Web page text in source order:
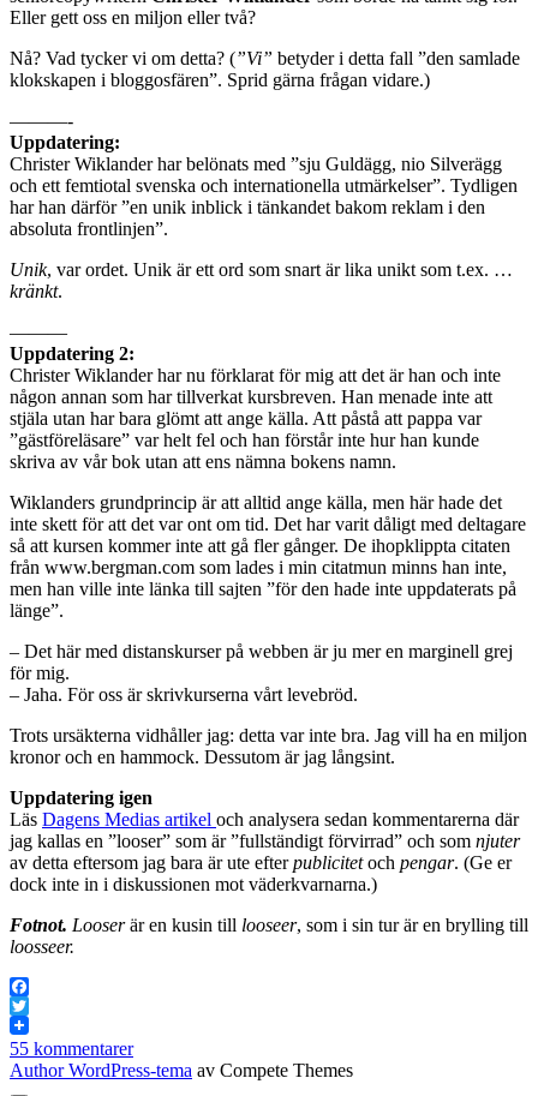
Eller gett oss en miljon eller två?
Nå? Vad tycker vi om detta? (”Vi” betyder i detta fall ”den samlade
klokskapen i bloggosfären”. Sprid gärna frågan vidare.)
———-
Uppdatering:
Christer Wiklander har belönats med ”sju Guldägg, nio Silverägg
och ett femtiotal svenska och internationella utmärkelser”. Tydligen
har han därför ”en unik inblick i tänkandet bakom reklam i den
absoluta frontlinjen”.
Unik, var ordet. Unik är ett ord som snart är lika unikt som t.ex. …
kränkt.
———
Uppdatering 2:
Christer Wiklander har nu förklarat för mig att det är han och inte
någon annan som har tillverkat kursbreven. Han menade inte att
stjäla utan har bara glömt att ange källa. Att påstå att pappa var
”gästföreläsare” var helt fel och han förstår inte hur han kunde
skriva av vår bok utan att ens nämna bokens namn.
Wiklanders grundprincip är att alltid ange källa, men här hade det
inte skett för att det var ont om tid. Det har varit dåligt med deltagare
så att kursen kommer inte att gå fler gånger. De ihopklippta citaten
från www.bergman.com som lades i min citatmun minns han inte,
men han ville inte länka till sajten ”för den hade inte uppdaterats på
länge”.
– Det här med distanskurser på webben är ju mer en marginell grej
för mig.
– Jaha. För oss är skrivkurserna vårt levebröd.
Trots ursäkterna vidhåller jag: detta var inte bra. Jag vill ha en miljon
kronor och en hammock. Dessutom är jag långsint.
Uppdatering igen
Läs Dagens Medias artikel och analysera sedan kommentarerna där
jag kallas en ”looser” som är ”fullständigt förvirrad” och som njuter
av detta eftersom jag bara är ute efterpublicitetoch pengar. (Ge er
dock inte in i diskussionen mot väderkvarnarna.)
Fotnot. Looserär en kusin till looseer, som i sin tur är en brylling till
loosseer.
Facebook
Twitter
55 kommentarer
Author WordPress-tema av Compete Themes